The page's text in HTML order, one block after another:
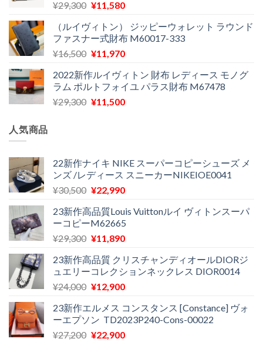
は
で
し
た。
格
¥12,900
で
す。
¥29,300 元
価
格
は
で
し
た。
¥11,580現
の
価
格
¥11,580
で
す。
（ルイヴィトン） ジッピーウォレット ラウンド
ファスナー式財布 M60017-333
¥16,500 元
価
格
は
¥11,970現
の
価
格
2022新作ルイヴィトン 財布 レディース モノグ
ラム ポルトフォイユ パラス財布 M67478
¥29,300 元
¥29,300
で
し
¥11,500現
は
¥11,500
で
人気商品
22新作ナイキ NIKE スーパーコピーシューズ メ
ンズ /レディース スニーカーNIKEIOE0041
¥30,500 元
価
格
は
で
し
た。
¥22,990現
の
価
格
¥22,990
で
す。
23新作高品質Louis Vuittonルイ ヴィトンスーパ
ーコピーM62665
¥29,300 元
価
格
は
で
し
た。
¥11,890現
の
価
格
¥11,890
で
す。
23新作高品質 クリスチャンディオールDIORジ
ュエリーコレクションネックレス DIOR0014
¥24,000 元
価
格
は
¥12,900現
の
価
格
23新作エルメス コンスタンス [Constance] ヴォ
ーエプソン TD2023P240-Cons-00022
¥27,200 元
¥22,900現